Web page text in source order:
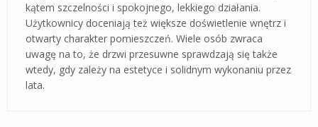
kątem szczelności i spokojnego, lekkiego działania.
Użytkownicy doceniają też większe doświetlenie wnętrz i
otwarty charakter pomieszczeń. Wiele osób zwraca
uwagę na to, że drzwi przesuwne sprawdzają się także
wtedy, gdy zależy na estetyce i solidnym wykonaniu przez
lata.